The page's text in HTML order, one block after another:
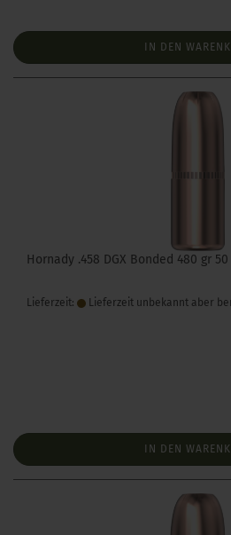
IN DEN
Hornady .458 DGX Bonded 480 gr
Lieferzeit: Lieferzeit unbekannt aber
IN DEN